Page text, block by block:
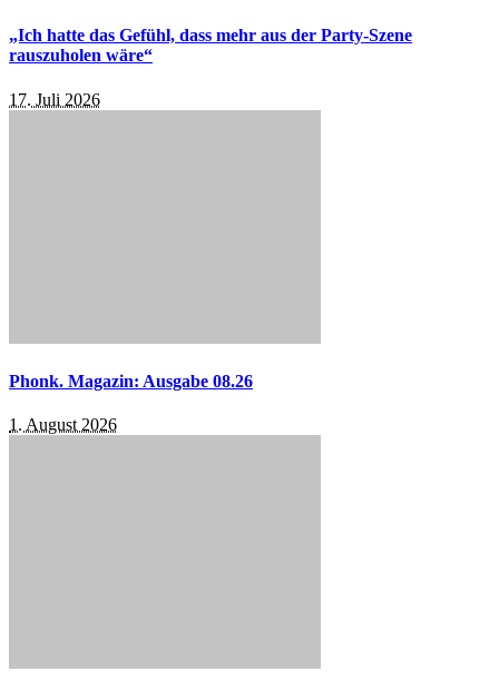
„Ich hatte das Gefühl, dass mehr aus der Party-Szene
rauszuholen wäre“
17. Juli 2026
Phonk. Magazin: Ausgabe 08.26
1. August 2026